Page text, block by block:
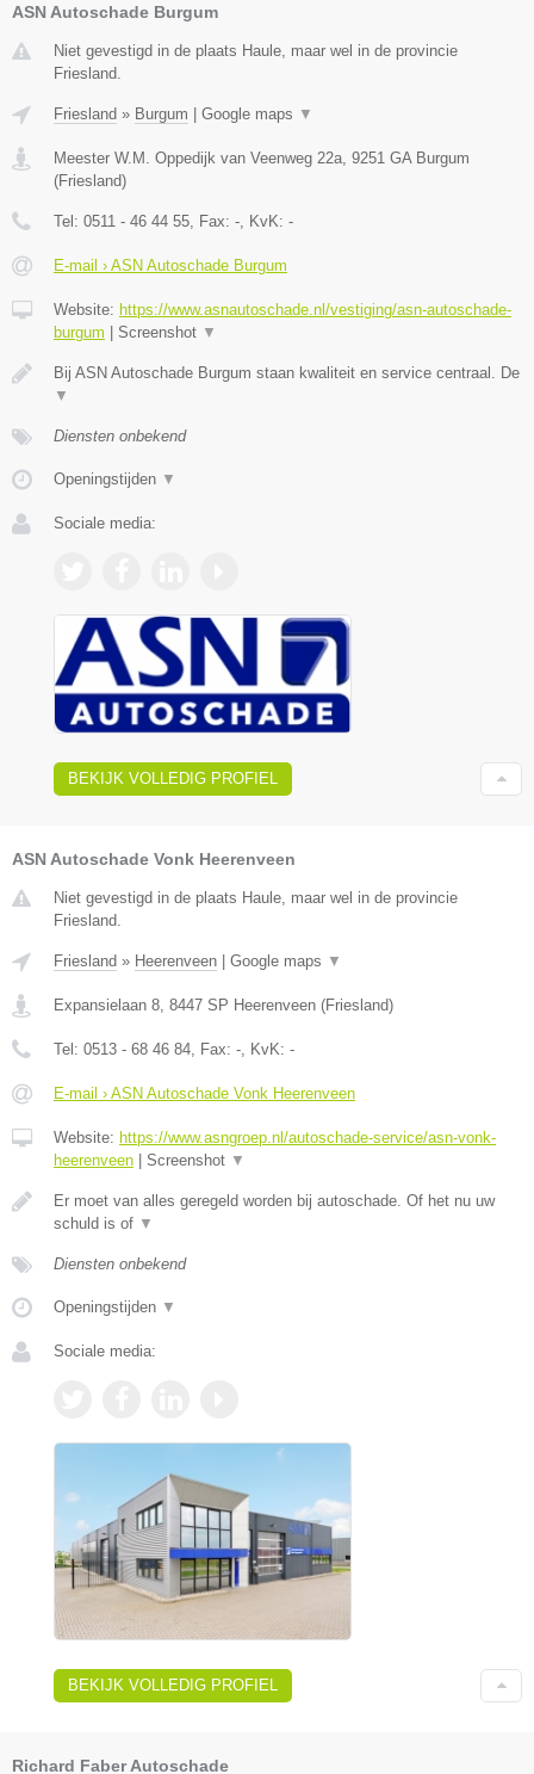
ASN Autoschade Burgum
Niet gevestigd in de plaats Haule, maar wel in de provincie
Friesland.
Friesland » Burgum | Google maps ▼
Meester W.M. Oppedijk van Veenweg 22a 9251 GA Burgum
(Friesland)
Tel: 0511 - 46 44 55 , Fax: - , KvK: -
E-mail › ASN Autoschade Burgum
Website: https://www.asnautoschade.nl/vestiging/asn-autoschade-
burgum | Screenshot ▼
Bij ASN Autoschade Burgum staan kwaliteit en service centraal. De
▼
Diensten onbekend
Openingstijden ▼
Sociale media:
BEKIJK VOLLEDIG PROFIEL
ASN Autoschade Vonk Heerenveen
Niet gevestigd in de plaats Haule, maar wel in de provincie
Friesland.
Friesland » Heerenveen | Google maps ▼
Expansielaan 8 8447 SP Heerenveen (Friesland)
Tel: 0513 - 68 46 84 , Fax: - , KvK: -
E-mail › ASN Autoschade Vonk Heerenveen
Website: https://www.asngroep.nl/autoschade-service/asn-vonk-
heerenveen | Screenshot ▼
Er moet van alles geregeld worden bij autoschade. Of het nu uw
schuld is of ▼
Diensten onbekend
Openingstijden ▼
Sociale media:
BEKIJK VOLLEDIG PROFIEL
Richard Faber Autoschade